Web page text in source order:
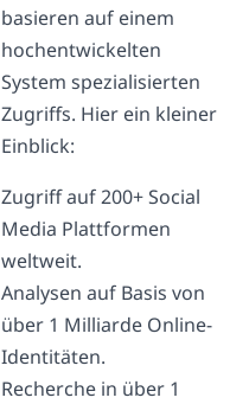
basieren auf einem
hochentwickelten
System spezialisierten
Zugriffs. Hier ein kleiner
Einblick:
Zugriff auf 200+ Social
Media Plattformen
weltweit.
Analysen auf Basis von
über 1 Milliarde Online-
Identitäten.
Recherche in über 1